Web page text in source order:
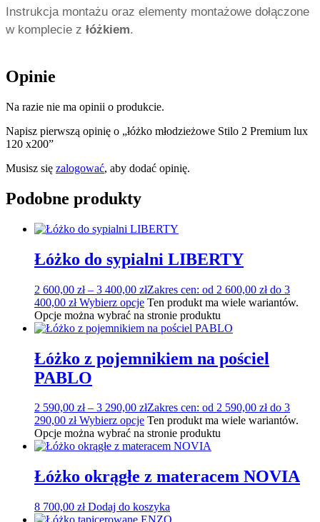
Instrukcja montażu oraz elementy montażowe dołączone
w komplecie z łóżkiem.
Opinie
Na razie nie ma opinii o produkcie.
Napisz pierwszą opinię o „łóżko młodzieżowe Stilo 2 Premium lux
120 x200”
Musisz się zalogować, aby dodać opinię.
Podobne produkty
Łóżko do sypialni LIBERTY
2 600,00 zł – 3 400,00 złZakres cen: od 2 600,00 zł do 3
400,00 zł Wybierz opcje Ten produkt ma wiele wariantów.
Opcje można wybrać na stronie produktu
Łóżko z pojemnikiem na pościel
PABLO
2 590,00 zł – 3 290,00 złZakres cen: od 2 590,00 zł do 3
290,00 zł Wybierz opcje Ten produkt ma wiele wariantów.
Opcje można wybrać na stronie produktu
Łóżko okrągłe z materacem NOVIA
8 700,00 zł Dodaj do koszyka